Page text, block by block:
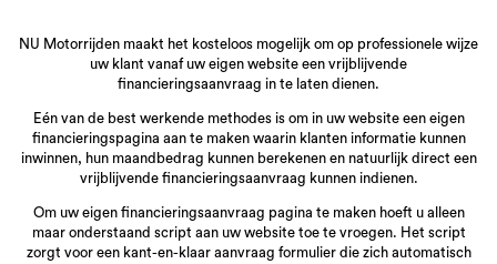
NU Motorrijden maakt het kosteloos mogelijk om op professionele wijze
uw klant vanaf uw eigen website een vrijblijvende
financieringsaanvraag in te laten dienen.
Eén van de best werkende methodes is om in uw website een eigen
financieringspagina aan te maken waarin klanten informatie kunnen
inwinnen, hun maandbedrag kunnen berekenen en natuurlijk direct een
vrijblijvende financieringsaanvraag kunnen indienen.
Om uw eigen financieringsaanvraag pagina te maken hoeft u alleen
maar onderstaand script aan uw website toe te vroegen. Het script
zorgt voor een kant-en-klaar aanvraag formulier die zich automatisch